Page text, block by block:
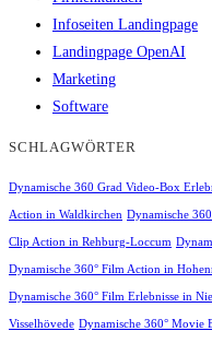
Infoseiten Landingpage
Landingpage OpenAI
Marketing
Software
SCHLAGWÖRTER
Dynamische 360 Grad Video-Box
Action in Waldkirchen Dynamische
Clip Action in Rehburg-Loccum
Dynamische 360° Film Action in
Dynamische 360° Film Erlebnisse in
Visselhövede Dynamische 360° Movie